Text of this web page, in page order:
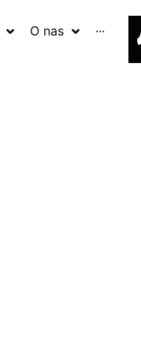
O nas ···